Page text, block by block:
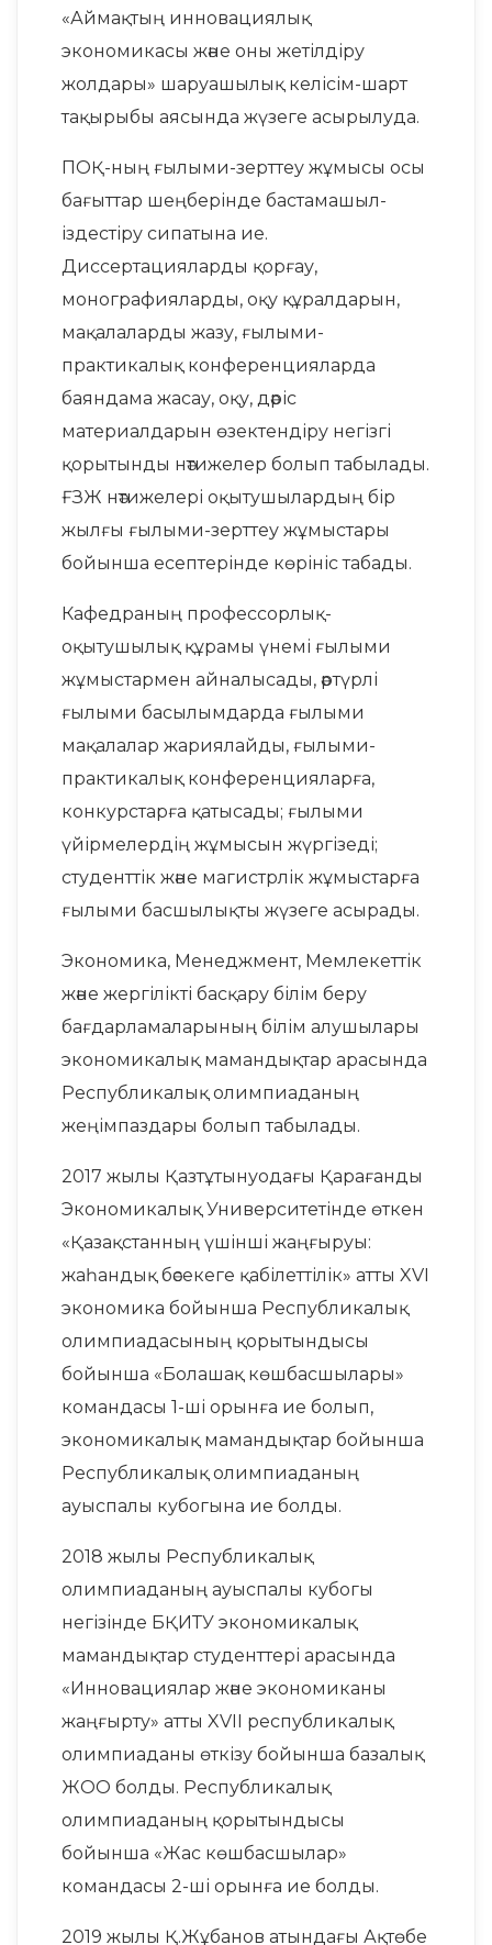
«Аймақтың инновациялық
экономикасы және оны жетілдіру
жолдары» шаруашылық келісім-шарт
тақырыбы аясында жүзеге асырылуда.
ПОҚ-ның ғылыми-зерттеу жұмысы осы
бағыттар шеңберінде бастамашыл-
іздестіру сипатына ие.
Диссертацияларды қорғау,
монографияларды, оқу құралдарын,
мақалаларды жазу, ғылыми-
практикалық конференцияларда
баяндама жасау, оқу, дәріс
материалдарын өзектендіру негізгі
қорытынды нәтижелер болып табылады.
ҒЗЖ нәтижелері оқытушылардың бір
жылғы ғылыми-зерттеу жұмыстары
бойынша есептерінде көрініс табады.
Кафедраның профессорлық-
оқытушылық құрамы үнемі ғылыми
жұмыстармен айналысады, әртүрлі
ғылыми басылымдарда ғылыми
мақалалар жариялайды, ғылыми-
практикалық конференцияларға,
конкурстарға қатысады; ғылыми
үйірмелердің жұмысын жүргізеді;
студенттік және магистрлік жұмыстарға
ғылыми басшылықты жүзеге асырады.
Экономика, Менеджмент, Мемлекеттік
және жергілікті басқару білім беру
бағдарламаларының білім алушылары
экономикалық мамандықтар арасында
Республикалық олимпиаданың
жеңімпаздары болып табылады.
2017 жылы Қазтұтынуодағы Қарағанды
Экономикалық Университетінде өткен
«Қазақстанның үшінші жаңғыруы:
жаһандық бәсекеге қабілеттілік» атты XVI
экономика бойынша Республикалық
олимпиадасының қорытындысы
бойынша «Болашақ көшбасшылары»
командасы 1-ші орынға ие болып,
экономикалық мамандықтар бойынша
Республикалық олимпиаданың
ауыспалы кубогына ие болды.
2018 жылы Республикалық
олимпиаданың ауыспалы кубогы
негізінде БҚИТУ экономикалық
мамандықтар студенттері арасында
«Инновациялар және экономиканы
жаңғырту» атты XVII республикалық
олимпиаданы өткізу бойынша базалық
ЖОО болды. Республикалық
олимпиаданың қорытындысы
бойынша «Жас көшбасшылар»
командасы 2-ші орынға ие болды.
2019 жылы Қ.Жұбанов атындағы Ақтөбе